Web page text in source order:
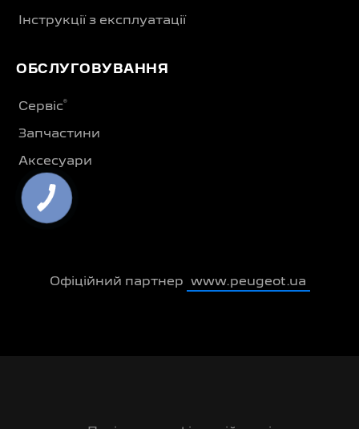
Інструкції з експлуатації
ОБСЛУГОВУВАННЯ
Сервіс®
Запчастини
Аксесуари
Офіційний партнер www.peugeot.ua